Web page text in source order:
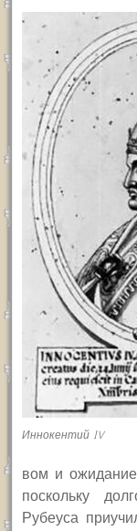
Иннокентий IV
вом и
поскольку
Рубеуса